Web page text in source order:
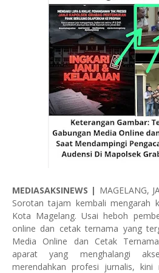
MEDIASAKSINEWS | MAGELANG,
Sorotan tajam kembali mengarah
Kota Magelang. Usai heboh
online dan cetak ternama yang
Media Online dan Cetak
aparat yang menghalangi
merendahkan profesi jurnalis,